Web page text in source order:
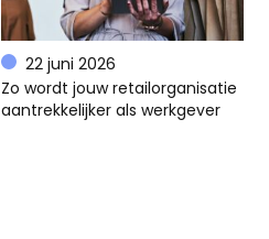
22 juni 2026
Zo wordt jouw retailorganisatie
aantrekkelijker als werkgever